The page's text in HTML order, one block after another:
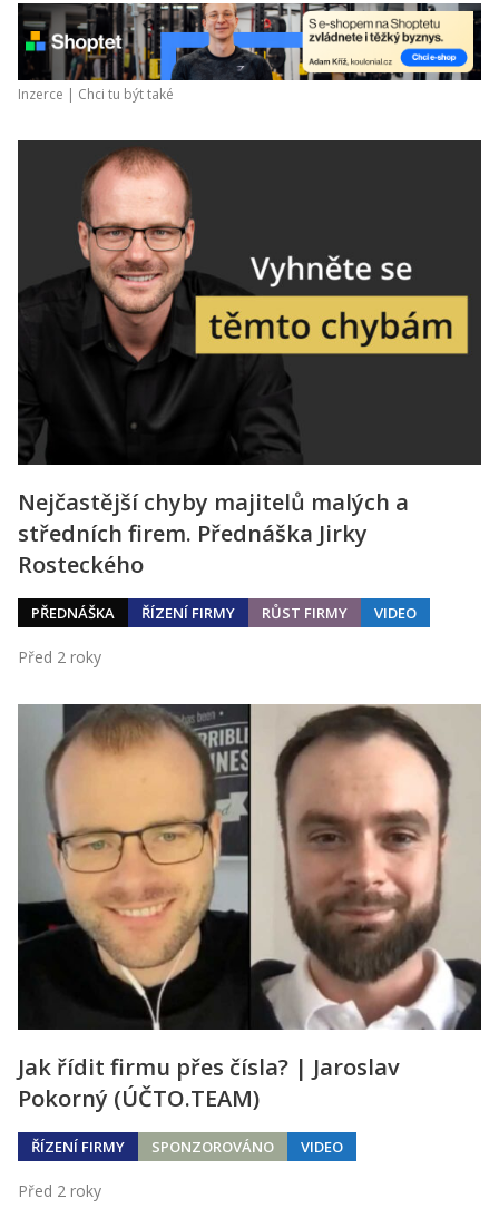
Inzerce | Chci tu být také
Nejčastější chyby majitelů malých a
středních firem. Přednáška Jirky
Rosteckého
PŘEDNÁŠKA ŘÍZENÍ FIRMY RŮST FIRMY VIDEO
Před 2 roky
Jak řídit firmu přes čísla? | Jaroslav
Pokorný (ÚČTO.TEAM)
ŘÍZENÍ FIRMY SPONZOROVÁNO VIDEO
Před 2 roky